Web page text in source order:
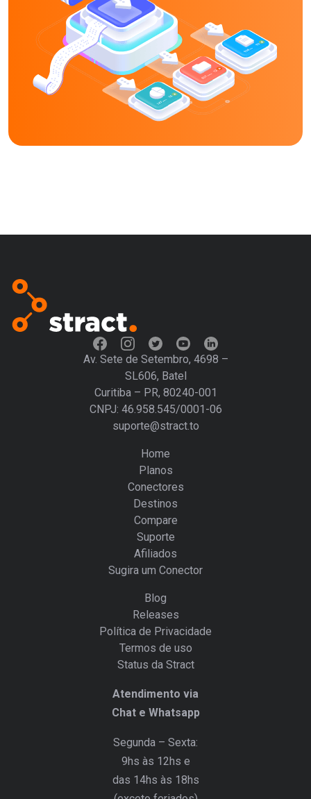
Av. Sete de Setembro, 4698 –
SL606, Batel
Curitiba – PR, 80240-001
CNPJ: 46.958.545/0001-06
suporte@stract.to
Home
Planos
Conectores
Destinos
Compare
Suporte
Afiliados
Sugira um Conector
Blog
Releases
Política de Privacidade
Termos de uso
Status da Stract
Atendimento via
Chat e Whatsapp
Segunda – Sexta:
9hs às 12hs e
das 14hs às 18hs